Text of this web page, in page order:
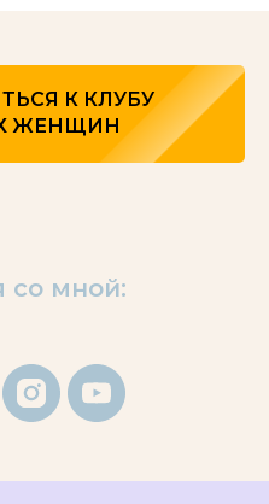
К КЛУБУ
ЖЕНЩИН
со мной: